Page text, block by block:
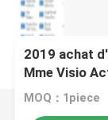
2019 achat
Mme Visio
MOQ：1piece